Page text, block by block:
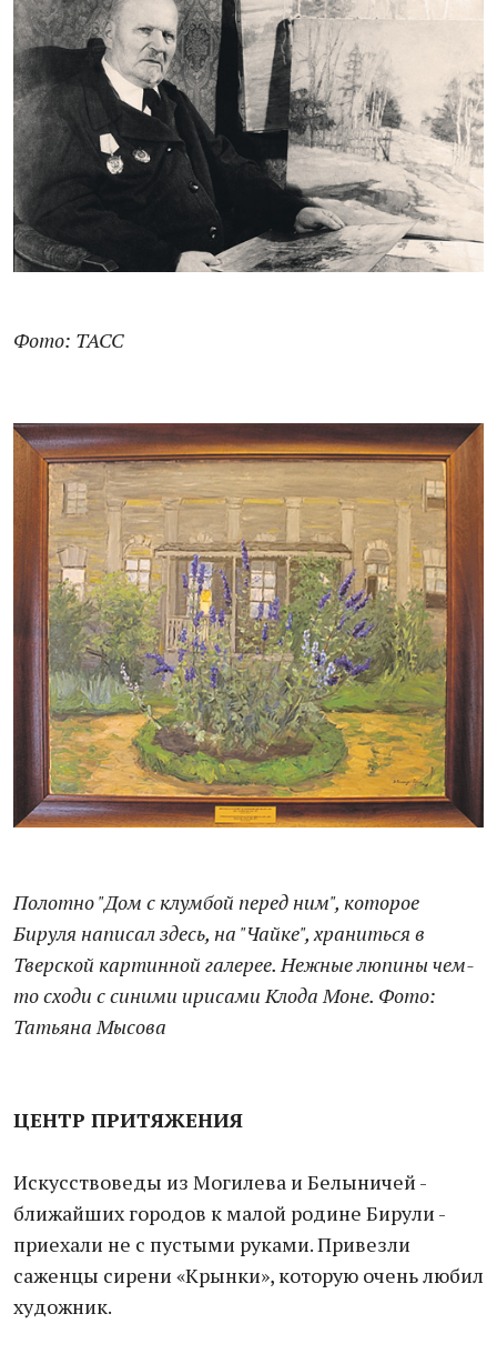
Фото: ТАСС
Полотно "Дом с клумбой перед ним", которое
Бируля написал здесь, на "Чайке", храниться в
Тверской картинной галерее. Нежные люпины чем-
то сходи с синими ирисами Клода Моне. Фото:
Татьяна Мысова
ЦЕНТР ПРИТЯЖЕНИЯ
Искусствоведы из Могилева и Белыничей -
ближайших городов к малой родине Бирули -
приехали не с пустыми руками. Привезли
саженцы сирени «Крынки», которую очень любил
художник.